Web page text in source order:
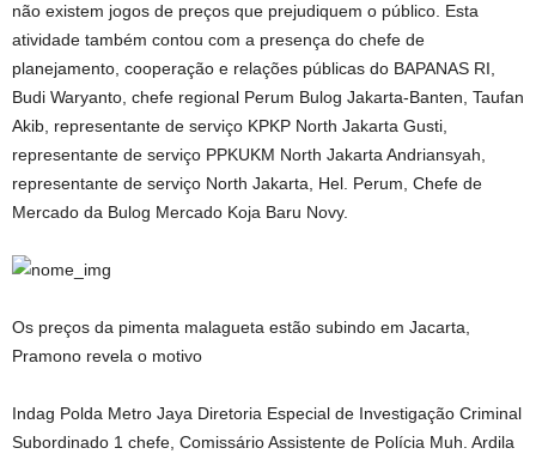
não existem jogos de preços que prejudiquem o público. Esta
atividade também contou com a presença do chefe de
planejamento, cooperação e relações públicas do BAPANAS RI,
Budi Waryanto, chefe regional Perum Bulog Jakarta-Banten, Taufan
Akib, representante de serviço KPKP North Jakarta Gusti,
representante de serviço PPKUKM North Jakarta Andriansyah,
representante de serviço North Jakarta, Hel. Perum, Chefe de
Mercado da Bulog Mercado Koja Baru Novy.
Os preços da pimenta malagueta estão subindo em Jacarta,
Pramono revela o motivo
Indag Polda Metro Jaya Diretoria Especial de Investigação Criminal
Subordinado 1 chefe, Comissário Assistente de Polícia Muh. Ardila